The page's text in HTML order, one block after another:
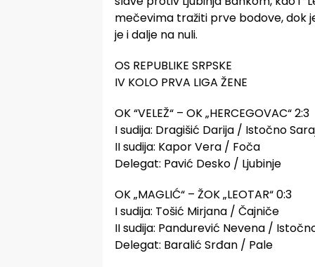
mečevima tražiti prve bodove, dok
je i dalje na nuli.
OS REPUBLIKE SRPSKE
IV KOLO PRVA LIGA ŽENE
OK “VELEŽ“ – OK „HERCEGOVAC“ 2:3
I sudija: Dragišić Darija / Istočno
II sudija: Kapor Vera / Foča
Delegat: Pavić Desko / Ljubinje
OK „MAGLIĆ“ – ŽOK „LEOTAR“ 0:3
I sudija: Tošić Mirjana / Čajniče
II sudija: Pandurević Nevena /
Delegat: Baralić Srđan / Pale